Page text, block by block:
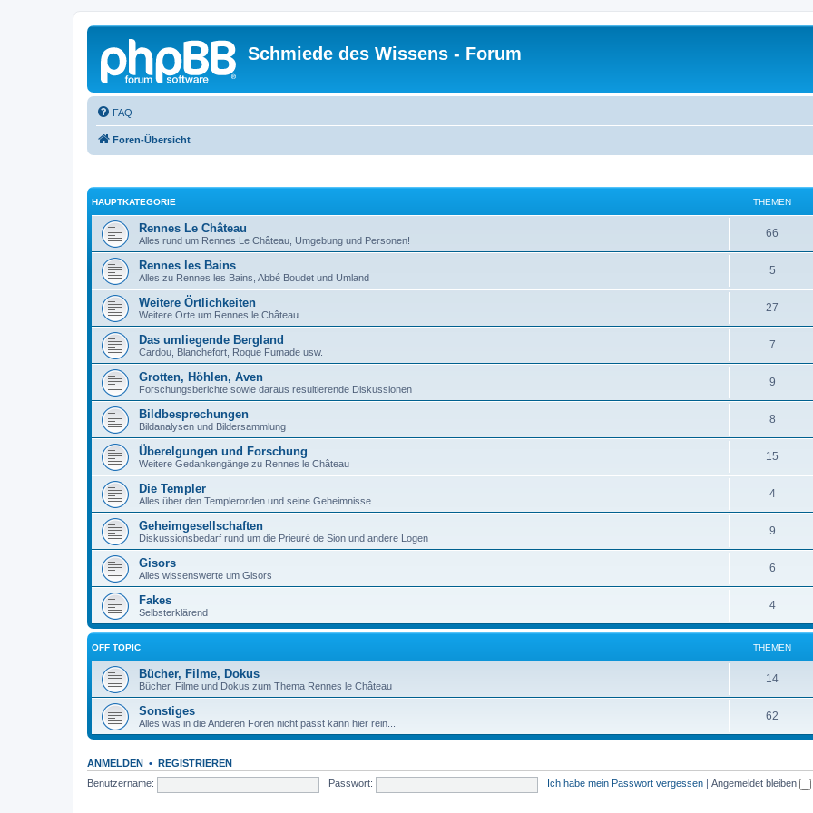
Schmiede des Wissens - Forum
FAQ
Foren-Übersicht
HAUPTKATEGORIE THEMEN
Rennes Le Château
Alles rund um Rennes Le Château, Umgebung und Personen!
66
Rennes les Bains
Alles zu Rennes les Bains, Abbé Boudet und Umland
5
Weitere Örtlichkeiten
Weitere Orte um Rennes le Château
27
Das umliegende Bergland
Cardou, Blanchefort, Roque Fumade usw.
7
Grotten, Höhlen, Aven
Forschungsberichte sowie daraus resultierende Diskussionen
9
Bildbesprechungen
Bildanalysen und Bildersammlung
8
Überelgungen und Forschung
Weitere Gedankengänge zu Rennes le Château
15
Die Templer
Alles über den Templerorden und seine Geheimnisse
4
Geheimgesellschaften
Diskussionsbedarf rund um die Prieuré de Sion und andere Logen
9
Gisors
Alles wissenswerte um Gisors
6
Fakes
Selbsterklärend
4
OFF TOPIC THEMEN
Bücher, Filme, Dokus
Bücher, Filme und Dokus zum Thema Rennes le Château
14
Sonstiges
Alles was in die Anderen Foren nicht passt kann hier rein...
62
ANMELDEN • REGISTRIEREN
Benutzername:
Passwort: Ich habe mein Passwort vergessen Angemeldet bleiben